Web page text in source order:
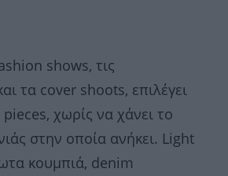
shows, τις
τα cover shoots, επιλέγει
χωρίς να χάνει το
στην οποία ανήκει. Light
κουμπιά, denim